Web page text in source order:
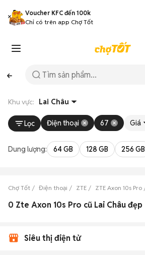
Voucher KFC đến 100k
Chỉ có trên app Chợ Tốt
Khu vực: Lai Châu
Lọc Điện thoại 67 Giá
Dung lượng: 64 GB 128 GB 256 GB
Chợ Tốt Điện thoại ZTE ZTE Axon 10s Pro
0 Zte Axon 10s Pro cũ Lai Châu đẹp
Siêu thị điện tử